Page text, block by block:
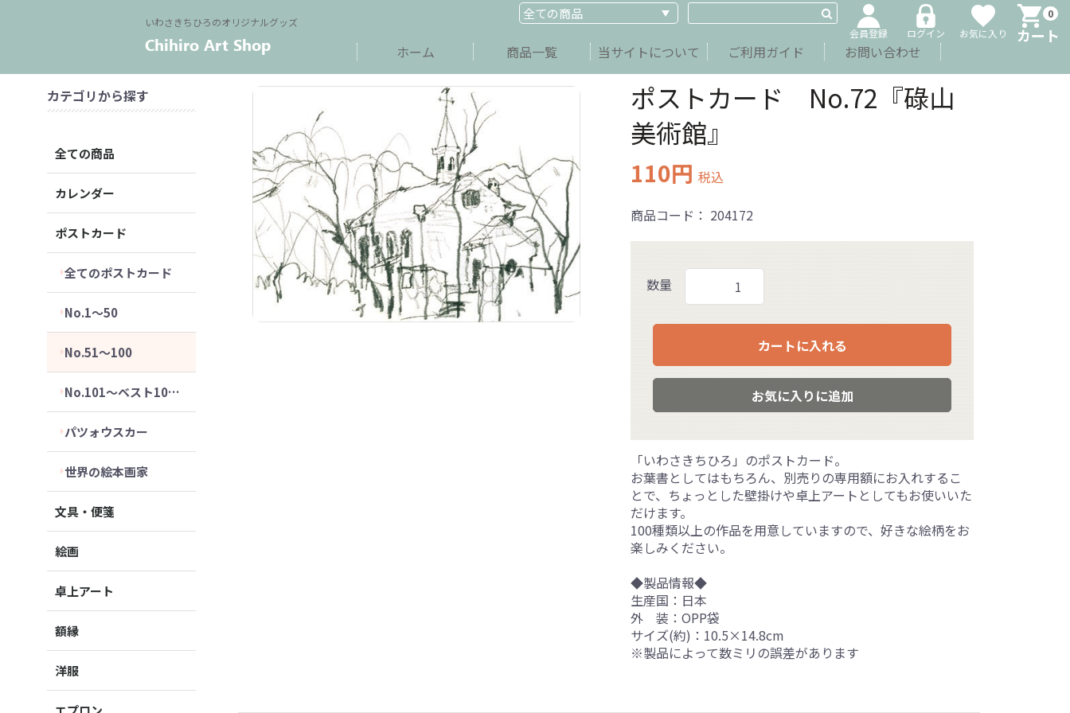
0
カート
お気に入り
ログイン
会員登録
いわさきちひろのオリジナルグッズ
ホーム 商品一覧 当サイトについて ご利用ガイド お問い合わせ
カテゴリから探す
全ての商品
カレンダー
ポストカード
全てのポストカード
No.1～50
No.51～100
No.101～ベスト10セット
パツォウスカー
世界の絵本画家
文具・便箋
絵画
卓上アート
額縁
洋服
ポストカード No.72『碌山
美術館』
110円 税込
商品コード： 204172
数量
カートに入れる
お気に入りに追加
「いわさきちひろ」のポストカード。
お葉書としてはもちろん、別売りの専用額にお入れするこ
とで、ちょっとした壁掛けや卓上アートとしてもお使いいた
だけます。
100種類以上の作品を用意していますので、好きな絵柄をお
楽しみください。
◆製品情報◆
生産国：日本
外 装：OPP袋
サイズ(約)：10.5×14.8cm
※製品によって数ミリの誤差があります